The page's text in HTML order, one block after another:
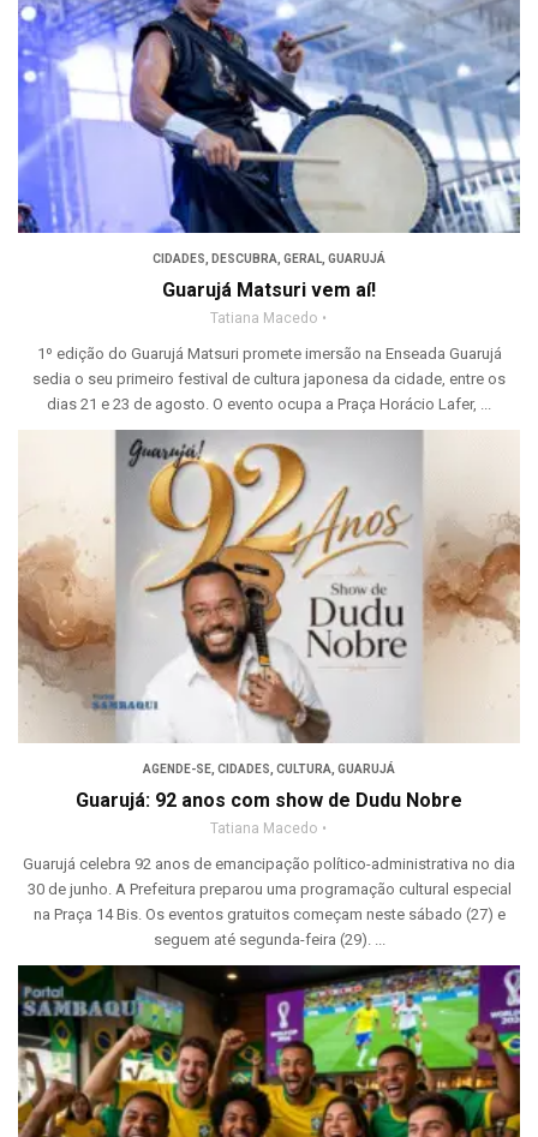
CIDADES DESCUBRA GERAL GUARUJÁ
Guarujá Matsuri vem aí!
Tatiana Macedo
1º edição do Guarujá Matsuri promete imersão na Enseada Guarujá
sedia o seu primeiro festival de cultura japonesa da cidade, entre os
dias 21 e 23 de agosto. O evento ocupa a Praça Horácio Lafer, ...
AGENDE-SE CIDADES CULTURA GUARUJÁ
Guarujá: 92 anos com show de Dudu Nobre
Tatiana Macedo
Guarujá celebra 92 anos de emancipação político-administrativa no dia
30 de junho. A Prefeitura preparou uma programação cultural especial
na Praça 14 Bis. Os eventos gratuitos começam neste sábado (27) e
seguem até segunda-feira (29). ...